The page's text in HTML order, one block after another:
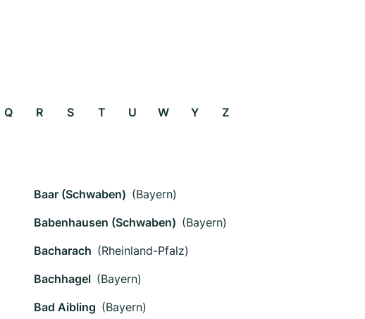
Q R S T U W Y Z
Baar (Schwaben) (Bayern)
Babenhausen (Schwaben) (Bayern)
Bacharach (Rheinland-Pfalz)
Bachhagel (Bayern)
Bad Aibling (Bayern)